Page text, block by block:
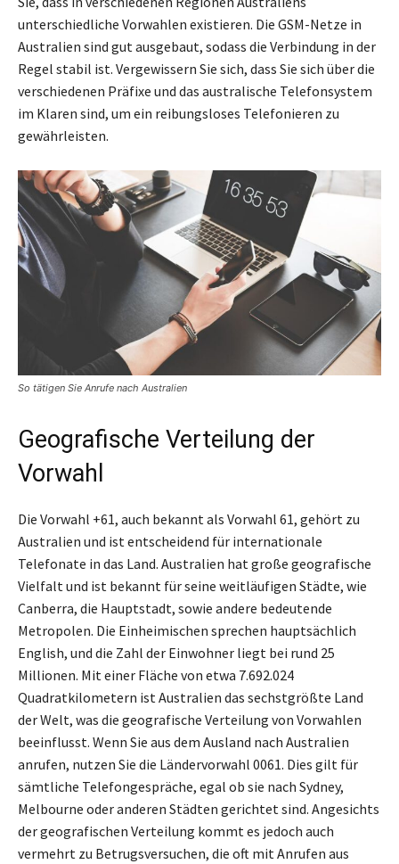
unterschiedliche Vorwahlen existieren. Die GSM-Netze in
Australien sind gut ausgebaut, sodass die Verbindung in der
Regel stabil ist. Vergewissern Sie sich, dass Sie sich über die
verschiedenen Präfixe und das australische Telefonsystem
im Klaren sind, um ein reibungsloses Telefonieren zu
gewährleisten.
So tätigen Sie Anrufe nach Australien
Geografische Verteilung der
Vorwahl
Die Vorwahl +61, auch bekannt als Vorwahl 61, gehört zu
Australien und ist entscheidend für internationale
Telefonate in das Land. Australien hat große geografische
Vielfalt und ist bekannt für seine weitläufigen Städte, wie
Canberra, die Hauptstadt, sowie andere bedeutende
Metropolen. Die Einheimischen sprechen hauptsächlich
English, und die Zahl der Einwohner liegt bei rund 25
Millionen. Mit einer Fläche von etwa 7.692.024
Quadratkilometern ist Australien das sechstgrößte Land
der Welt, was die geografische Verteilung von Vorwahlen
beeinflusst. Wenn Sie aus dem Ausland nach Australien
anrufen, nutzen Sie die Ländervorwahl 0061. Dies gilt für
sämtliche Telefongespräche, egal ob sie nach Sydney,
Melbourne oder anderen Städten gerichtet sind. Angesichts
der geografischen Verteilung kommt es jedoch auch
vermehrt zu Betrugsversuchen, die oft mit Anrufen aus